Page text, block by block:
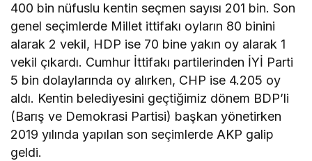
400 bin nüfuslu kentin seçmen sayısı 201 bin. Son
genel seçimlerde Millet ittifakı oyların 80 binini
alarak 2 vekil, HDP ise 70 bine yakın oy alarak 1
vekil çıkardı. Cumhur İttifakı partilerinden İYİ Parti
5 bin dolaylarında oy alırken, CHP ise 4.205 oy
aldı. Kentin belediyesini geçtiğimiz dönem BDP’li
(Barış ve Demokrasi Partisi) başkan yönetirken
2019 yılında yapılan son seçimlerde AKP galip
geldi.